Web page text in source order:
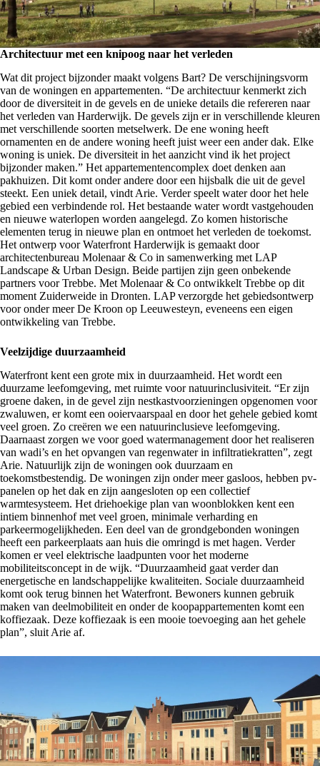
Architectuur met een knipoog naar het verleden
Wat dit project bijzonder maakt volgens Bart? De verschijningsvorm
van de woningen en appartementen. “De architectuur kenmerkt zich
door de diversiteit in de gevels en de unieke details die refereren naar
het verleden van Harderwijk. De gevels zijn er in verschillende kleuren
met verschillende soorten metselwerk. De ene woning heeft
ornamenten en de andere woning heeft juist weer een ander dak. Elke
woning is uniek. De diversiteit in het aanzicht vind ik het project
bijzonder maken.” Het appartementencomplex doet denken aan
pakhuizen. Dit komt onder andere door een hijsbalk die uit de gevel
steekt. Een uniek detail, vindt Arie. Verder speelt water door het hele
gebied een verbindende rol. Het bestaande water wordt vastgehouden
en nieuwe waterlopen worden aangelegd. Zo komen historische
elementen terug in nieuwe plan en ontmoet het verleden de toekomst.
Het ontwerp voor Waterfront Harderwijk is gemaakt door
architectenbureau Molenaar & Co in samenwerking met LAP
Landscape & Urban Design. Beide partijen zijn geen onbekende
partners voor Trebbe. Met Molenaar & Co ontwikkelt Trebbe op dit
moment Zuiderweide in Dronten. LAP verzorgde het gebiedsontwerp
voor onder meerDe Kroon op Leeuwesteyn, eveneens een eigen
ontwikkeling van Trebbe.
Veelzijdige duurzaamheid
Waterfront kent een grote mix in duurzaamheid. Het wordt een
duurzame leefomgeving, met ruimte voor natuurinclusiviteit. “Er zijn
groene daken, in de gevel zijn nestkastvoorzieningen opgenomen voor
zwaluwen, er komt een ooiervaarspaal en door het gehele gebied komt
veel groen. Zo creëren we een natuurinclusieve leefomgeving.
Daarnaast zorgen we voor goed watermanagement door het realiseren
van wadi’s en het opvangen van regenwater in infiltratiekratten”, zegt
Arie. Natuurlijk zijn de woningen ook duurzaam en
toekomstbestendig. De woningen zijn onder meer gasloos, hebben pv-
panelen op het dak en zijn aangesloten op een collectief
warmtesysteem. Het driehoekige plan van woonblokken kent een
intiem binnenhof met veel groen, minimale verharding en
parkeermogelijkheden. Een deel van de grondgebonden woningen
heeft een parkeerplaats aan huis die omringd is met hagen. Verder
komen er veel elektrische laadpunten voor het moderne
mobiliteitsconcept in de wijk. “Duurzaamheid gaat verder dan
energetische en landschappelijke kwaliteiten. Sociale duurzaamheid
komt ook terug binnen het Waterfront. Bewoners kunnen gebruik
maken van deelmobiliteit en onder de koopappartementen komt een
koffiezaak. Deze koffiezaak is een mooie toevoeging aan het gehele
plan”, sluit Arie af.